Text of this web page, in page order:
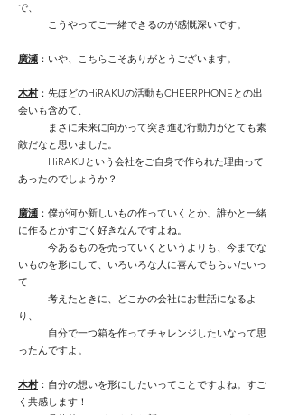
で、
こうやってご一緒できるのが感慨深いです。
廣瀬 ：いや、こちらこそありがとうございます。
木村：先ほどのHiRAKUの活動もCHEERPHONEとの出
会いも含めて、
まさに未来に向かって突き進む行動力がとても素
敵だなと思いました。
HiRAKUという会社をご自身で作られた理由って
あったのでしょうか？
廣瀬 ：僕が何か新しいもの作っていくとか、誰かと一緒
に作るとかすごく好きなんですよね。
今あるものを売っていくというよりも、今までな
いものを形にして、いろいろな人に喜んでもらいたいっ
て
考えたときに、どこかの会社にお世話になるよ
り、
自分で一つ箱を作ってチャレンジしたいなって思
ったんですよ。
木村：自分の想いを形にしたいってことですよね。すご
く共感します！